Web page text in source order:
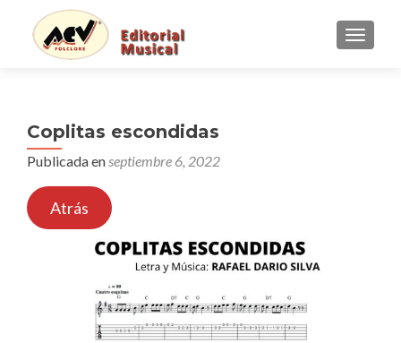
Coplitas escondidas
Publicada enseptiembre 6, 2022
Atrás